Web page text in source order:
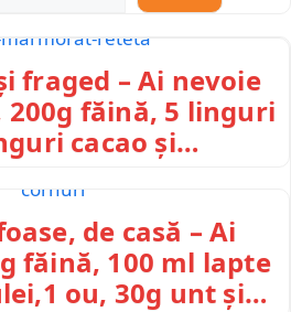
fraged – Ai nevoie
200g făină, 5 linguri
cacao și…
de casă – Ai
făină, 100 ml lapte
ou, 30g unt și…